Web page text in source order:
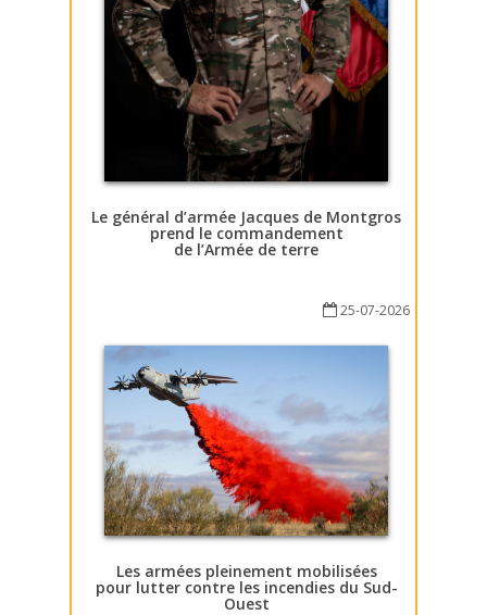
Le général d’armée Jacques de Montgros
prend le commandement
de l’Armée de terre
25-07-2026
Les armées pleinement mobilisées
pour lutter contre les incendies du Sud-
Ouest